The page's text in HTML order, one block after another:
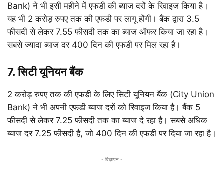
Bank) ने भी इसी महीने में एफडी की ब्याज दरों के रिवाइज किया है।
यह भी 2 करोड़ रुपए तक की एफडी पर लागू होंगी। बैंक द्वारा 3.5
फीसदी से लेकर 7.55 फीसदी तक का ब्याज ऑफर किया जा रहा है।
सबसे ज्यादा ब्याज दर 400 दिन की एफडी पर मिल रहा है।
7. सिटी यूनियन बैंक
2 करोड़ रुपए तक की एफडी के लिए सिटी यूनियन बैंक (City Union
Bank) ने भी अपनी एफडी ब्याज दरों को रिवाइज किया है। बैंक 5
फीसदी से लेकर 7.25 फीसदी तक का ब्याज दे रहा है। सबसे अधिक
ब्याज दर 7.25 फीसदी है, जो 400 दिन की एफडी पर दिया जा रहा है।
- विज्ञापन -